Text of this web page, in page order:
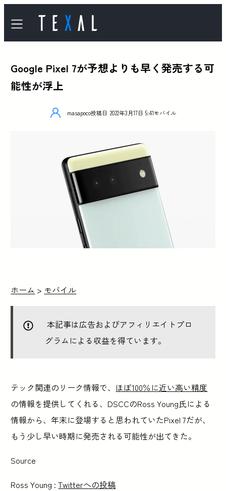
Google Pixel 7が予想よりも早く発売する可
能性が浮上
masapoco投稿日 2022年3月17日 5:41モバイル
ホーム > モバイル
本記事は広告およびアフィリエイトプロ
グラムによる収益を得ています。
テック関連のリーク情報で、 ほぼ100％に近い高い精度
の情報を提供してくれる、DSCCのRoss Young氏による
情報から、年末に登場すると思われていたPixel 7だが、
もう少し早い時期に発売される可能性が出てきた。
Source
Ross Young :Twitterへの投稿